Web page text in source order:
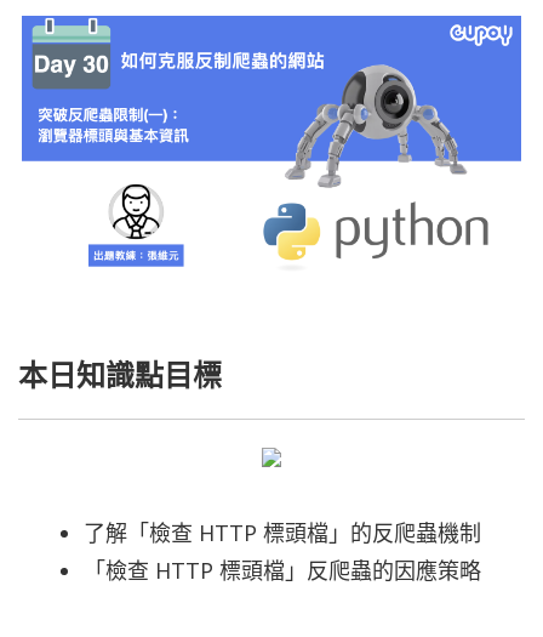
本日知識點目標
了解「檢查 HTTP 標頭檔」的反爬蟲機制
「檢查 HTTP 標頭檔」反爬蟲的因應策略